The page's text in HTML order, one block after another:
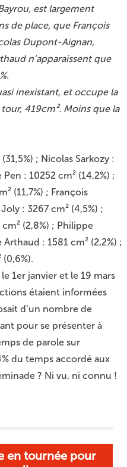
est largement
de place, que François
Dupont-Aignan,
n’apparaissent que
inexistant, et occupe la
419cm². Moins que la
; Nicolas Sarkozy :
: 10252 cm² (14,2%) ;
(11,7%) ; François
: 3267 cm² (4,5%) ;
(2,8%) ; Philippe
: 1581 cm² (2,2%) ;
1er janvier et le 19 mars
étaient informées
d’un nombre de
pour se présenter à
de parole sur
du temps accordé aux
? Ni vu, ni connu !
en tournée pour